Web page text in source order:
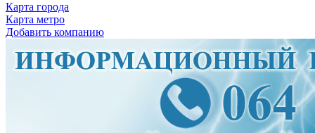
Карта города
Карта метро
Добавить компанию